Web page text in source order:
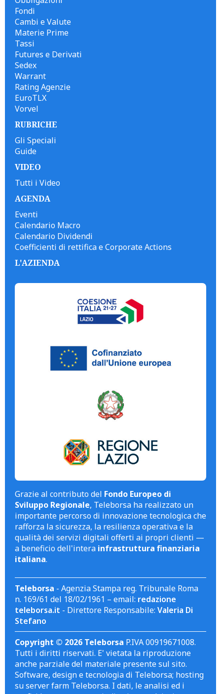
Fondi
Cambi e Valute
Materie Prime
Tassi
Futures e Derivati
Sedex
Warrant
Rating Agenzie
EuroTLX
Vorvel
RUBRICHE
Gli Speciali
Guide
VIDEO
Tutti i Video
AGENDA
Eventi
Calendario Macro
Calendario Dividendi
Coefficienti di rettifica e Corporate Actions
L'AZIENDA
Grazie al contributo del Fondo Europeo di
Sviluppo Regionale, Teleborsa ha realizzato un
importante percorso di innovazione tecnologica che
rafforza la sicurezza, la resilienza operativa e la
qualità dei servizi digitali offerti ai propri clienti —
a beneficio dell'intera infrastruttura finanziaria
italiana.
Teleborsa - Agenzia Stampa reg. Tribunale Roma
n. 169/61 del 18/02/1961 – email: redazione
teleborsa.it - Direttore Responsabile: Valeria Di
Stefano
Copyright © 2026 Teleborsa P.IVA 00919671008.
Tutti i diritti riservati. E' vietata la riproduzione
anche parziale del materiale presente sul sito.
Software, design e tecnologia di Teleborsa; hosting
su server farm Teleborsa. I dati, le analisi ed i